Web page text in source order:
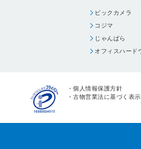
ビックカメラ
コジマ
じゃんぱら
オフィスハード
・個人情報保護方針
・古物営業法に基づく表示